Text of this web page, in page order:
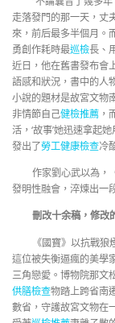
走落發門的那一天，丈
來，前后最多半個月。
勇創作耗時最巡檢長、
近日，他在舊書發布會
語感和狀況，書中的人
小說的題材是故宮文物
非情節自己健檢推薦 ，
活，‘故事’她迅速拿起
發出了勞工健康檢查冷
作家劉心武以為，
發明性融會，淬煉出一
刪改十余稿，修改
《國寶》以抗戰
這位被失衡逼瘋的美學
三角戀愛。博物院那文
供膳檢查物踏上跨省南
數省，守護故宮文物在